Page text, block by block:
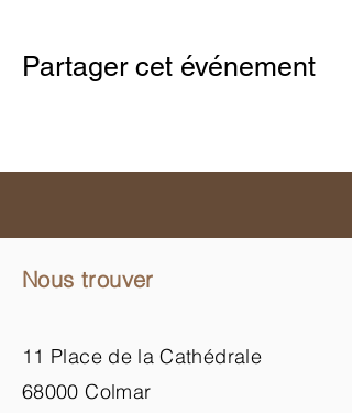
Partager cet événement
Nous trouver
11 Place de la Cathédrale
68000 Colmar